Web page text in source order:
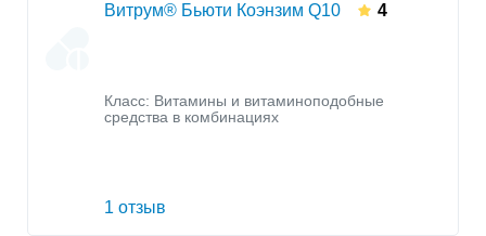
Витрум® Бьюти Коэнзим Q10 4
Класс: Витамины и витаминоподобные
средства в комбинациях
1 отзыв